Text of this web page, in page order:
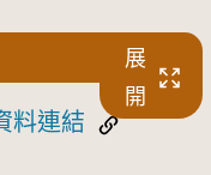
展
開
料連結